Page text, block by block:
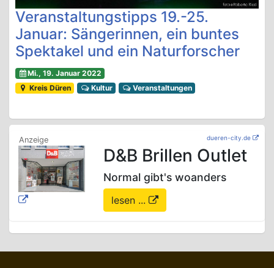
Veranstaltungstipps 19.-25.
Januar: Sängerinnen, ein buntes
Spektakel und ein Naturforscher
Mi., 19. Januar 2022
Kreis Düren
Kultur Veranstaltungen
dueren-city.de
D&B Brillen Outlet
Normal gibt's woanders
lesen ...